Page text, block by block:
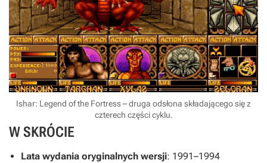
Ishar: Legend of the Fortress – druga odsłona składającego się z
czterech części cyklu.
W SKRÓCIE
Lata wydania oryginalnych wersji: 1991–1994